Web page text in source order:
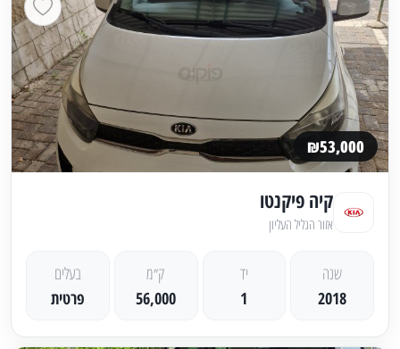
₪53,000
קיה פיקנטו
אזור הגליל העליון
שנה
2018
יד
1
ק״מ
56,000
בעלים
פרטית